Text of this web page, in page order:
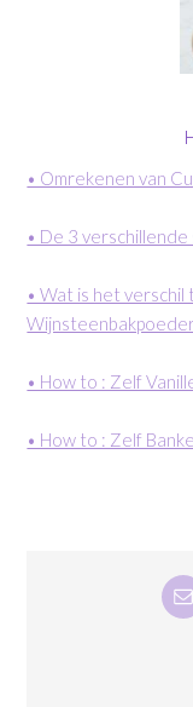
• Omrekenen van
• De 3
• Wat is het verschil
• How to : Zelf
• How to : Zelf